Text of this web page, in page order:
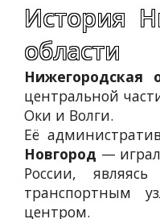
История
области
Нижегородская
центральной
Оки и Волги.
Её
Новгород —
России,
транспортным
центром.